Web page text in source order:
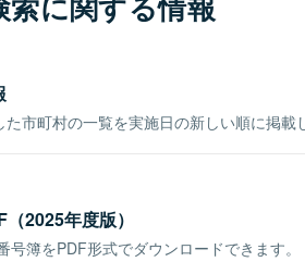
市町村の一覧を実施日の新しい順に掲載
2025年度版）
号簿をPDF形式でダウンロードできます。